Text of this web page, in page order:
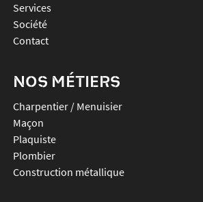
Services
Société
Contact
NOS MÉTIERS
Charpentier / Menuisier
Maçon
Plaquiste
Plombier
Construction métallique